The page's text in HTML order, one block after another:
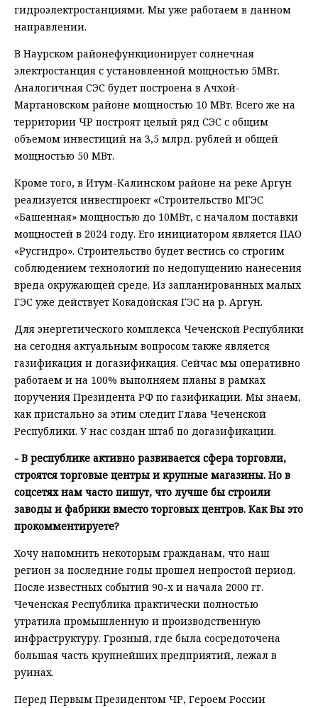
гидроэлектростанциями. Мы уже работаем в данном
направлении.
В Наурском районефункционирует солнечная
электростанция с установленной мощностью 5МВт.
Аналогичная СЭС будет построена в Ачхой-
Мартановском районе мощностью 10 МВт. Всего же на
территории ЧР построят целый ряд СЭС с общим
объемом инвестиций на 3,5 млрд. рублей и общей
мощностью 50 МВт.
Кроме того, в Итум-Калинском районе на реке Аргун
реализуется инвестпроект «Строительство МГЭС
«Башенная» мощностью до 10МВт, с началом поставки
мощностей в 2024 году. Его инициатором является ПАО
«Русгидро». Строительство будет вестись со строгим
соблюдением технологий по недопущению нанесения
вреда окружающей среде. Из запланированных малых
ГЭС уже действует Кокадойская ГЭС на р. Аргун.
Для энергетического комплекса Чеченской Республики
на сегодня актуальным вопросом также является
газификация и догазификация. Сейчас мы оперативно
работаем и на 100% выполняем планы в рамках
поручения Президента РФ по газификации. Мы знаем,
как пристально за этим следит Глава Чеченской
Республики. У нас создан штаб по догазификации.
- В республике активно развивается сфера торговли,
строятся торговые центры и крупные магазины. Но в
соцсетях нам часто пишут, что лучше бы строили
заводы и фабрики вместо торговых центров. Как Вы это
прокомментируете?
Хочу напомнить некоторым гражданам, что наш
регион за последние годы прошел непростой период.
После известных событий 90-х и начала 2000 гг.
Чеченская Республика практически полностью
утратила промышленную и производственную
инфраструктуру. Грозный, где была сосредоточена
большая часть крупнейших предприятий, лежал в
руинах.
Перед Первым Президентом ЧР, Героем России